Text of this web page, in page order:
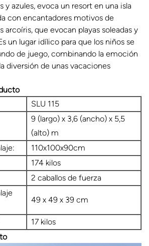
y azules, evoca un resort en una isla
con encantadores motivos de
arcoíris, que evocan playas soleadas y
un lugar idílico para que los niños se
de juego, combinando la emoción
diversión de unas vacaciones
SLU 115
9 (largo) x 3,6 (ancho) x 5,5
(alto) m
110x100x90cm
174 kilos
2 caballos de fuerza
49 x 49 x 39 cm
17 kilos